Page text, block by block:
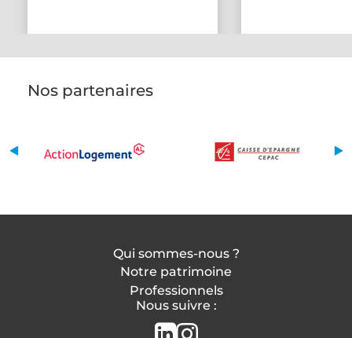
Nos partenaires
Qui sommes-nous ?
Notre patrimoine
Professionnels
Nous suivre :